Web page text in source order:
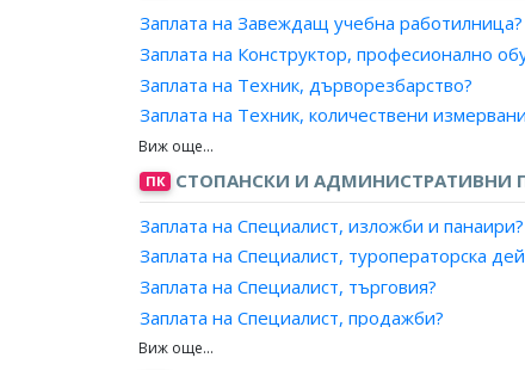
Заплата на Експерт, комуникации?
Заплата на Специалист, телекомуникации и
Заплата на Специалист, маршрутизаторно
Заплата на Завеждащ учебна работилница?
Заплата на Конструктор, професионално
Заплата на Техник, дърворезбарство?
Заплата на Техник, количествени
Заплата на Техник, мебелно производство?
Заплата на Техник, медицинска техника?
Заплата на Техник, робот?
Заплата на Техник, подвижна пощенска
Заплата на Техник, продукция?
Заплата на Техник, производствени
Заплата на Техник, производствени
Заплата на Техник, производство на
ПК СТОПАНСКИ И АДМИНИСТРАТИВНИ
Заплата на Специалист, изложби и панаири?
Заплата на Специалист, туроператорска
Заплата на Специалист, търговия?
Заплата на Специалист, продажби?
Заплата на Специалист, маркетинг и реклама?